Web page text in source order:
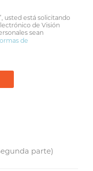
usted está solicitando
de Visión
sean
de
parte)